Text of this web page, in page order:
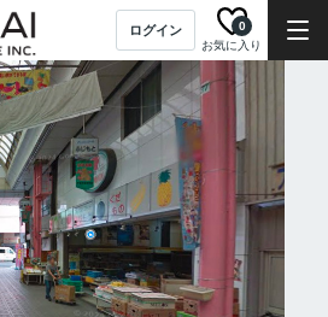
ログイン
お気に入り
0